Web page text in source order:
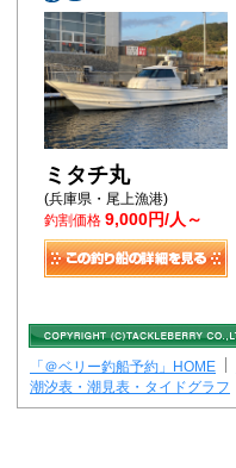
ミタチ丸
(兵庫県・尾上漁港)
釣割価格 9,000円/人～
「＠ベリー釣船予約」HOME
潮汐表・潮見表・タイドグラフ